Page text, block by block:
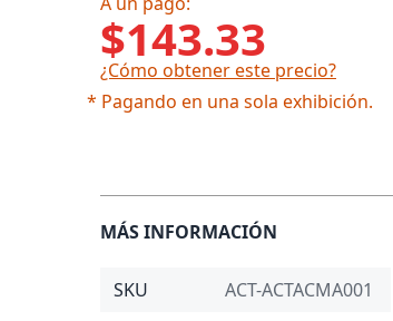
$143.33
¿Cómo obtener este precio?
* Pagando en una sola exhibición.
MÁS INFORMACIÓN
SKU
ACT-ACTACMA001